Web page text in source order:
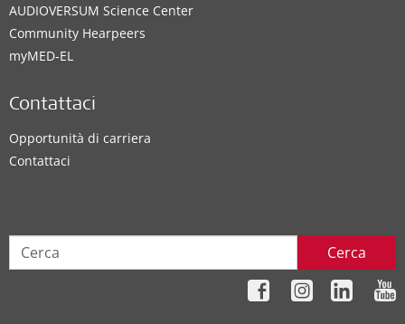
AUDIOVERSUM Science Center
Community Hearpeers
myMED‑EL
Contattaci
Opportunità di carriera
Contattaci
Cerca